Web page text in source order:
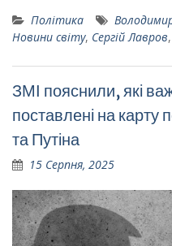
Політика
Новини світу, Сергій Лавров,
ЗМІ пояснили, які
поставлені на карту
та Путіна
15 Серпня, 2025